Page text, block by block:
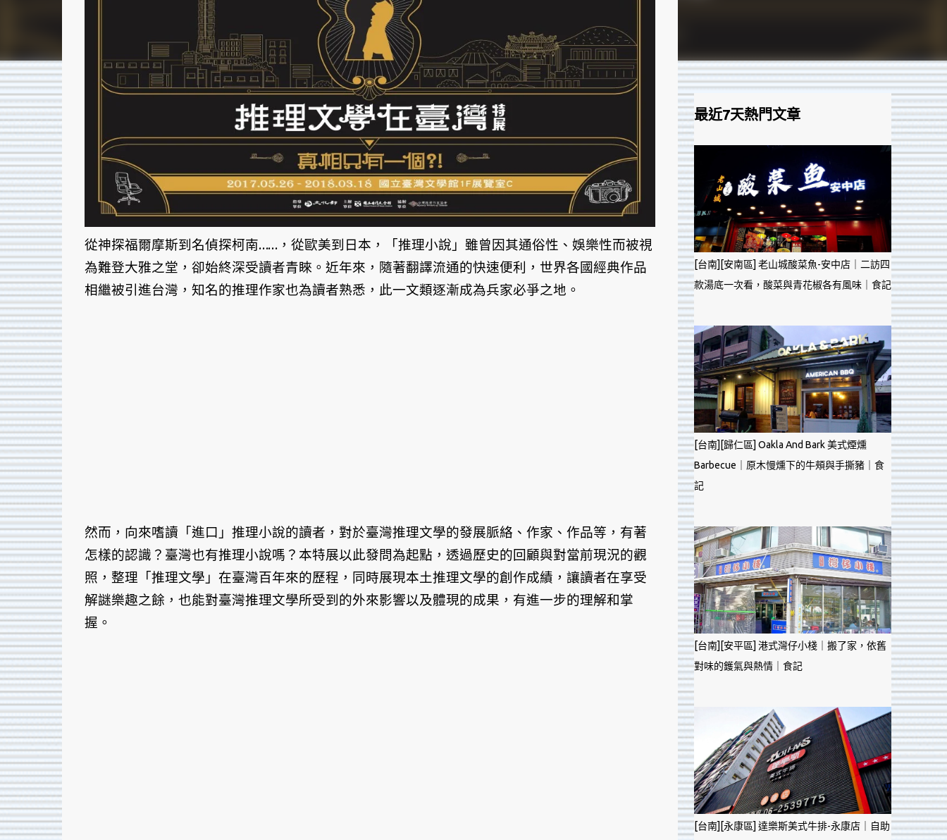
從神探福爾摩斯到名偵探柯南……，從歐美到日本，「推理小說」雖曾因其通俗性、娛樂性而被視
為難登大雅之堂，卻始終深受讀者青睞。近年來，隨著翻譯流通的快速便利，世界各國經典作品
相繼被引進台灣，知名的推理作家也為讀者熟悉，此一文類逐漸成為兵家必爭之地。
然而，向來嗜讀「進口」推理小說的讀者，對於臺灣推理文學的發展脈絡、作家、作品等，有著
怎樣的認識？臺灣也有推理小說嗎？本特展以此發問為起點，透過歷史的回顧與對當前現況的觀
照，整理「推理文學」在臺灣百年來的歷程，同時展現本土推理文學的創作成績，讓讀者在享受
解謎樂趣之餘，也能對臺灣推理文學所受到的外來影響以及體現的成果，有進一步的理解和掌
握。
最近7天熱門文章
[台南][安南區] 老山城酸菜魚-安中店｜二訪四
款湯底一次看，酸菜與青花椒各有風味｜食記
[台南][歸仁區] Oakla And Bark 美式煙燻
Barbecue｜原木慢燻下的牛頰與手撕豬｜食
記
[台南][安平區] 港式灣仔小棧｜搬了家，依舊
對味的鑊氣與熱情｜食記
[台南][永康區] 達樂斯美式牛排-永康店｜自助